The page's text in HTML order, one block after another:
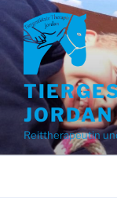
Zum
Inhalt
springen
JORDAN
Reittherapeutin